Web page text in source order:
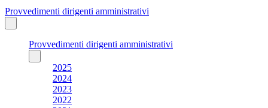
Provvedimenti dirigenti amministrativi
Provvedimenti dirigenti amministrativi
2025
2024
2023
2022